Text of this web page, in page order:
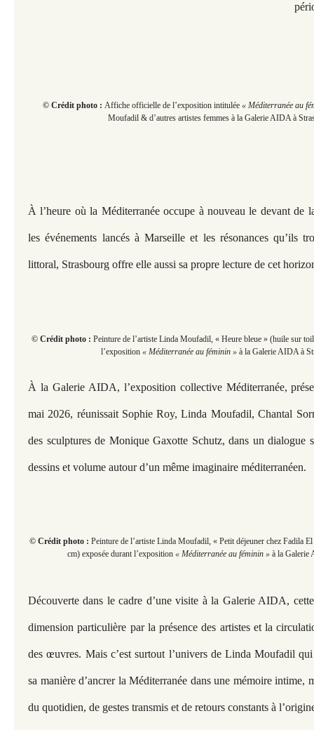
© Crédit photo : Affiche officielle de l’exposition intitulée « Méditerranée au
Moufadil & d’autres artistes femmes à la Galerie AIDA à
À l’heure où la Méditerranée occupe à nouveau le devant de
les événements lancés à Marseille et les résonances qu’ils
littoral, Strasbourg offre elle aussi sa propre lecture de cet
© Crédit photo : Peinture de l’artiste Linda Moufadil, « Heure bleue » (huile sur
l’exposition « Méditerranée au féminin » à la Galerie AIDA à
À la Galerie AIDA, l’exposition collective Méditerranée,
mai 2026, réunissait Sophie Roy, Linda Moufadil, Chantal
des sculptures de Monique Gaxotte Schutz, dans un dialogue
dessins et volume autour d’un même imaginaire méditerranéen.
© Crédit photo : Peinture de l’artiste Linda Moufadil, « Petit déjeuner chez Fadila
cm) exposée durant l’exposition « Méditerranée au féminin » à la Galerie
Découverte dans le cadre d’une visite à la Galerie AIDA,
dimension particulière par la présence des artistes et la
des œuvres. Mais c’est surtout l’univers de Linda Moufadil qui
sa manière d’ancrer la Méditerranée dans une mémoire intime,
du quotidien, de gestes transmis et de retours constants à